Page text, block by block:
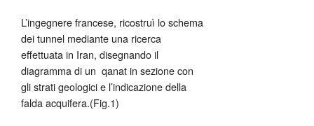
L’ingegnere francese, ricostruì lo schema
dei tunnel mediante una ricerca
effettuata in Iran, disegnando il
diagramma di un qanat in sezione con
gli strati geologici e l’indicazione della
falda acquifera.(Fig.1)